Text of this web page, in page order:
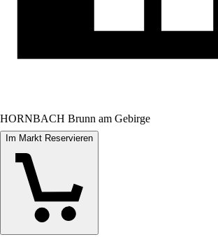
HORNBACH Brunn am Gebirge
Im Markt Reservieren